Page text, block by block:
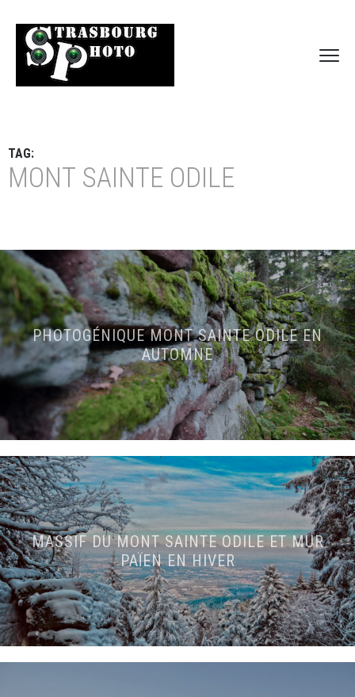
TAG:
MONT SAINTE ODILE
PHOTOGÉNIQUE MONT SAINTE ODILE EN
AUTOMNE
MASSIF DU MONT SAINTE ODILE ET MUR
PAÏEN EN HIVER